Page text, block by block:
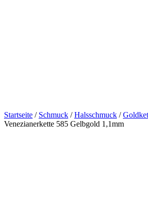
Startseite / Schmuck /Halsschmuck /
Venezianerkette 585 Gelbgold 1,1mm